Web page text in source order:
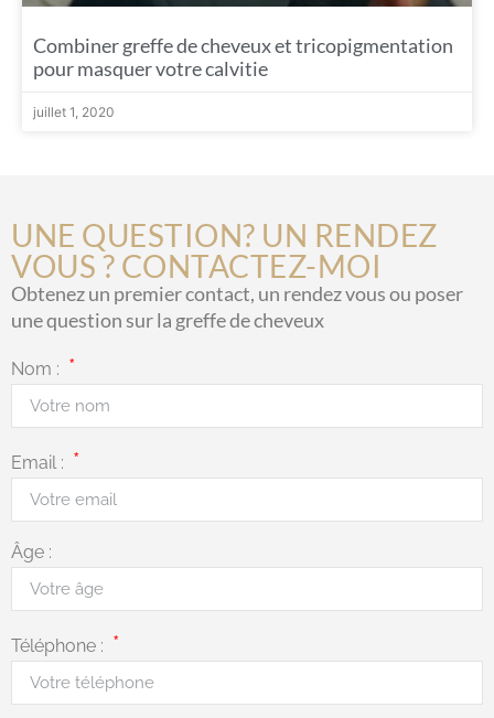
Combiner greffe de cheveux et tricopigmentation
pour masquer votre calvitie
juillet 1, 2020
UNE QUESTION? UN RENDEZ
VOUS ? CONTACTEZ-MOI
Obtenez un premier contact, un rendez vous ou poser
une question sur la greffe de cheveux
Nom :
Email :
Âge :
Téléphone :